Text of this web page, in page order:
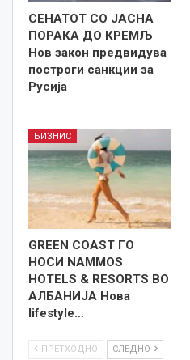
СЕНАТОТ СО ЈАСНА
ПОРАКА ДО КРЕМЉ
Нов закон предвидува
построги санкции за
Русија
БИЗНИС
GREEN COAST ГО
НОСИ NAMMOS
HOTELS & RESORTS ВО
АЛБАНИЈА Нова
lifestyle…
ПРЕТХОДНО СЛЕДНО